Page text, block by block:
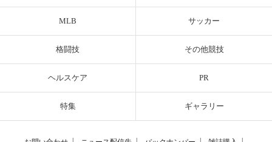
MLB サッカー
格闘技 その他競技
ヘルスケア PR
特集 ギャラリー